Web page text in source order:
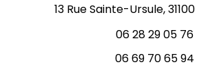
13 Rue Sainte-Ursule, 31100
06 28 29 05 76
06 69 70 65 94